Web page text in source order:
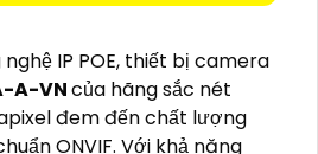
IP POE, thiết bị camera
A-VNcủa hãng sắc nét
đem đến chất lượng
ONVIF. Với khả năng